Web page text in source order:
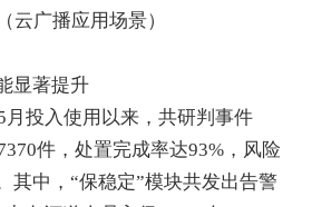
（云广播应用场景）
显著提升
月投入使用以来，共研判事件
件，处置完成率达93%，风险
其中，“保稳定”模块共发出告警